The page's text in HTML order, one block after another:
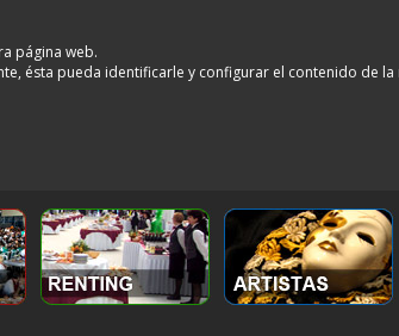
página web.
ésta pueda identificarle y configurar el contenido de